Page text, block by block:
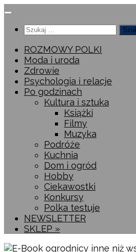
Przeskocz
treściSzukaj:
ROZMOWY POLKI
Moda i uroda
Zdrowie
Psychologia i relacje
Po godzinach
Kultura i sztuka
Książki
Filmy
Muzyka
Podróże
Kuchnia
Dom i ogród
Hobby
Ciekawostki
Konkursy
Polka testuje
NEWSLETTER
SKLEP »